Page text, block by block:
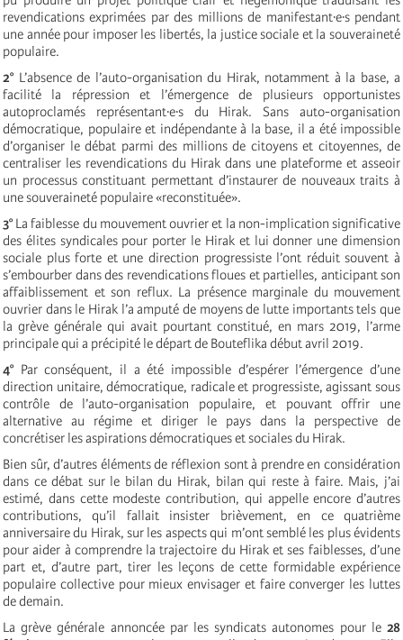
revendications exprimées par des millions de manifestant·e·s pendant
une année pour imposer les libertés, la justice sociale et la souveraineté
populaire.
2° L’absence de l’auto-organisation du Hirak, notamment à la base, a
facilité la répression et l’émergence de plusieurs opportunistes
autoproclamés représentant·e·s du Hirak. Sans auto-organisation
démocratique, populaire et indépendante à la base, il a été impossible
d’organiser le débat parmi des millions de citoyens et citoyennes, de
centraliser les revendications du Hirak dans une plateforme et asseoir
un processus constituant permettant d’instaurer de nouveaux traits à
une souveraineté populaire «reconstituée».
3° La faiblesse du mouvement ouvrier et la non-implication significative
des élites syndicales pour porter le Hirak et lui donner une dimension
sociale plus forte et une direction progressiste l’ont réduit souvent à
s’embourber dans des revendications floues et partielles, anticipant son
affaiblissement et son reflux. La présence marginale du mouvement
ouvrier dans le Hirak l’a amputé de moyens de lutte importants tels que
la grève générale qui avait pourtant constitué, en mars 2019, l’arme
principale qui a précipité le départ de Bouteflika début avril 2019.
4° Par conséquent, il a été impossible d’espérer l’émergence d’une
direction unitaire, démocratique, radicale et progressiste, agissant sous
contrôle de l’auto-organisation populaire, et pouvant offrir une
alternative au régime et diriger le pays dans la perspective de
concrétiser les aspirations démocratiques et sociales du Hirak.
Bien sûr, d’autres éléments de réflexion sont à prendre en considération
dans ce débat sur le bilan du Hirak, bilan qui reste à faire. Mais, j’ai
estimé, dans cette modeste contribution, qui appelle encore d’autres
contributions, qu’il fallait insister brièvement, en ce quatrième
anniversaire du Hirak, sur les aspects qui m’ont semblé les plus évidents
pour aider à comprendre la trajectoire du Hirak et ses faiblesses, d’une
part et, d’autre part, tirer les leçons de cette formidable expérience
populaire collective pour mieux envisager et faire converger les luttes
de demain.
La grève générale annoncée par les syndicats autonomes pour le 28